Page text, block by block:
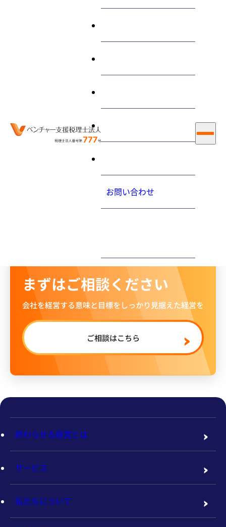
お問い合わせ
“印紙”に関する 記事
印紙
2015.09.04（金）
まずはご相談ください
会社を経営する意味と目標をしっかり見据えた経営を
ご相談はこちら
終わらせる経営とは
サービス
私たちについて